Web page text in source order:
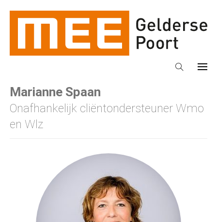
Marianne Spaan
Onafhankelijk cliëntondersteuner Wmo
en Wlz